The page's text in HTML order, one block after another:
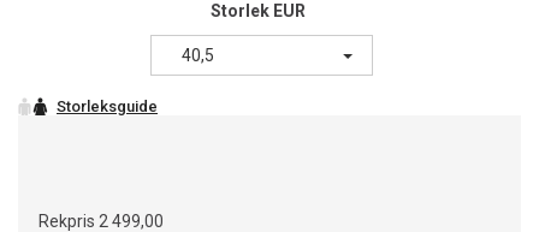
Storlek EUR
40,5
Rekpris 2 499,00